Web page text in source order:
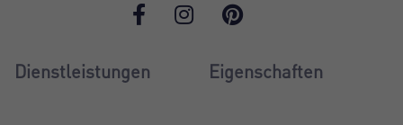
Dienstleistungen Eigenschaften